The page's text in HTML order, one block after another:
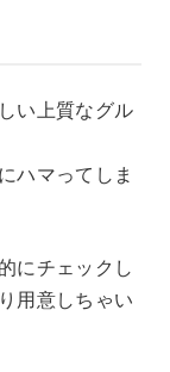
い上質なグル
ハマってしま
にチェックし
用意しちゃい